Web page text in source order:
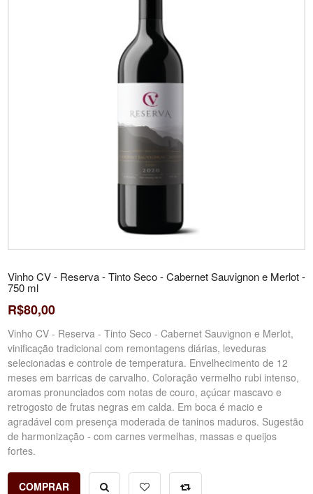
Vinho CV - Reserva - Tinto Seco - Cabernet Sauvignon e Merlot -
750 ml
R$80,00
Vinho CV - Reserva - Tinto Seco - Cabernet Sauvignon e Merlot,
vinificação tradicional com remontagens diárias, leveduras
selecionadas e controle de temperatura. Envelhecimento de 12
meses em barricas de carvalho. Coloração vermelho rubi intenso,
aromas pronunciados com notas de couro, açúcar mascavo e
retrogosto de frutas negras em calda. Em boca é macio e
agradável com presença moderada de taninos maduros. Sugestão
de harmonização - com carnes vermelhas, massas e queijos
fortes.
COMPRAR